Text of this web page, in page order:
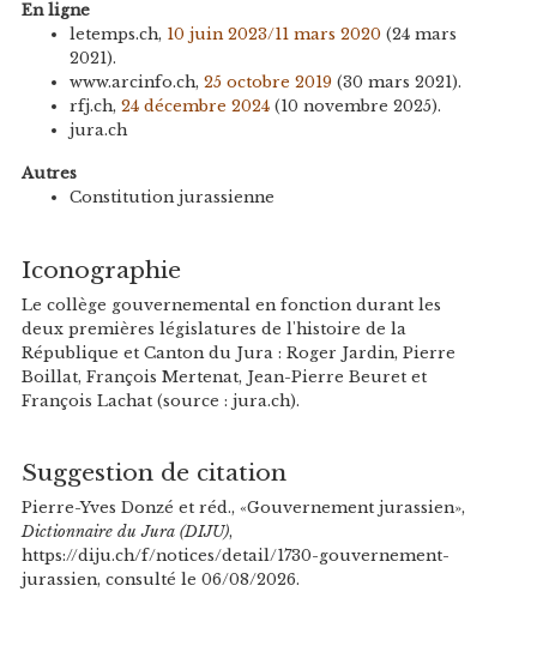
En ligne
letemps.ch, 10 juin 2023/11 mars 2020 (24 mars
2021).
www.arcinfo.ch, 25 octobre 2019(30 mars 2021).
rfj.ch, 24 décembre 2024(10 novembre 2025).
jura.ch
Autres
Constitution jurassienne
Iconographie
Le collège gouvernemental en fonction durant les
deux premières législatures de l'histoire de la
République et Canton du Jura : Roger Jardin, Pierre
Boillat, François Mertenat, Jean-Pierre Beuret et
François Lachat (source : jura.ch).
Suggestion de citation
Pierre-Yves Donzé et réd., «Gouvernement jurassien»,
Dictionnaire du Jura (DIJU),
https://diju.ch/f/notices/detail/1730-gouvernement-
jurassien, consulté le 06/08/2026.